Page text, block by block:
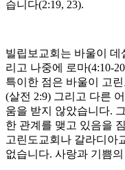
습니다(2:19, 23).
빌립보교회는 바울이 데
리고 나중에 로마(4:10-
특이한 점은 바울이 고
(살전 2:9) 그리고 다른
움을 받지 않았습니다.
한 관계를 맺고 있음을
고린도교회나 갈라디아
없습니다. 사랑과 기쁨